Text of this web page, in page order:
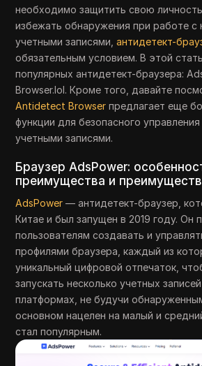
необходимо защитить свою
избежать обнаружения при работе с
учетными записями,антидетект-
обязательным условием. В этой
популярных антидетект-браузера:
Browser.lol. Кроме того, давайте
Antidetect Browser предлагает еще
функции для безопасного
учетными записями.
Браузер AdsPower:
преимущества и
AdsPower — антидетект-браузер,
Китае и был запущен в 2019 году. Он
пользователям создавать и
профилями браузера, каждый из
уникальный цифровой отпечаток,
запускать несколько учетных
платформах, не будучи
основном нацелен на малый и
стал популярным.